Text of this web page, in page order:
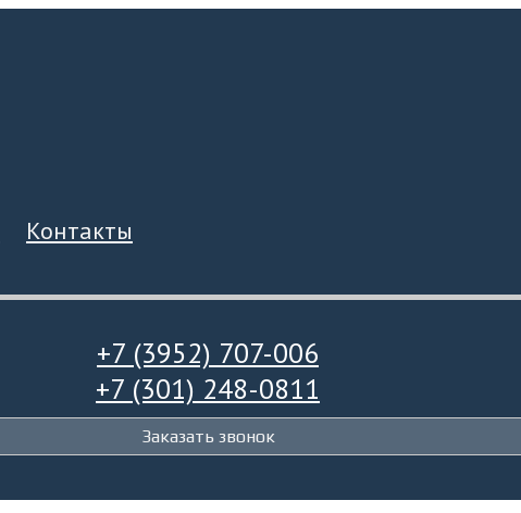
Контакты
+7 (3952) 707-006
+7 (301) 248-0811
Заказать звонок